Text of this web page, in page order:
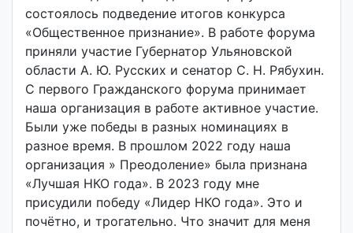
d
m
y
состоялось подведение итогов конкурса
«Общественное признание». В работе форума
приняли участие Губернатор Ульяновской
области А. Ю. Русских и сенатор С. Н. Рябухин.
С первого Гражданского форума принимает
наша организация в работе активное участие.
Были уже победы в разных номинациях в
разное время. В прошлом 2022 году наша
организация » Преодоление» была признана
«Лучшая НКО года». В 2023 году мне
присудили победу «Лидер НКО года». Это и
почëтно, и трогательно. Что значит для меня